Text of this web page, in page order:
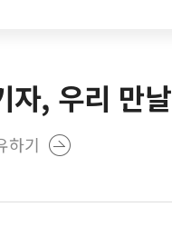
자, 우리 만
하기